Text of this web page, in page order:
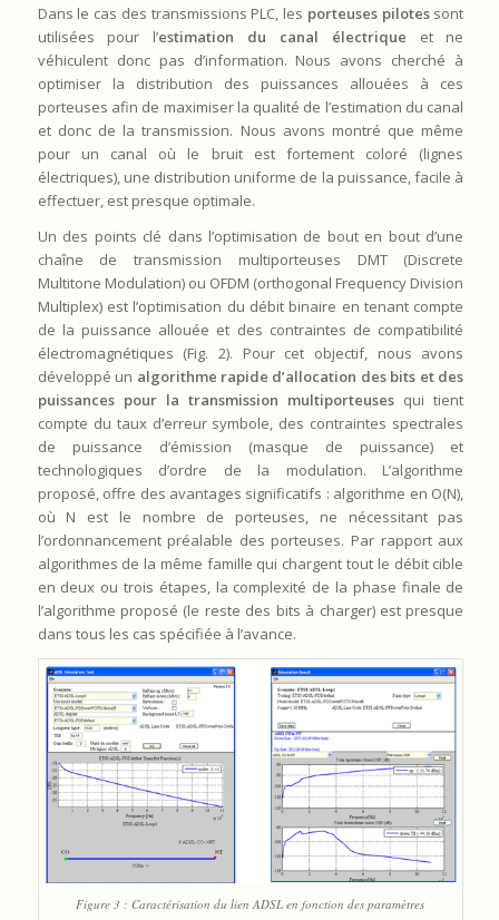
Dans le cas des transmissions PLC, les porteuses pilotessont
utilisées pour l’estimation du canal électrique et ne
véhiculent donc pas d’information. Nous avons cherché à
optimiser la distribution des puissances allouées à ces
porteuses afin de maximiser la qualité de l’estimation du canal
et donc de la transmission. Nous avons montré que même
pour un canal où le bruit est fortement coloré (lignes
électriques), une distribution uniforme de la puissance, facile à
effectuer, est presque optimale.
Un des points clé dans l’optimisation de bout en bout d’une
chaîne de transmission multiporteuses DMT (Discrete
Multitone Modulation) ou OFDM (orthogonal Frequency Division
Multiplex) est l’optimisation du débit binaire en tenant compte
de la puissance allouée et des contraintes de compatibilité
électromagnétiques (Fig. 2). Pour cet objectif, nous avons
développé un algorithme rapide d’allocation des bits et des
puissances pour la transmission multiporteuses qui tient
compte du taux d’erreur symbole, des contraintes spectrales
de puissance d’émission (masque de puissance) et
technologiques d’ordre de la modulation. L’algorithme
proposé, offre des avantages significatifs : algorithme en O(N),
où N est le nombre de porteuses, ne nécessitant pas
l’ordonnancement préalable des porteuses. Par rapport aux
algorithmes de la même famille qui chargent tout le débit cible
en deux ou trois étapes, la complexité de la phase finale de
l’algorithme proposé (le reste des bits à charger) est presque
dans tous les cas spécifiée à l’avance.
Figure 3 : Caractérisation du lien ADSL en fonction des paramètres